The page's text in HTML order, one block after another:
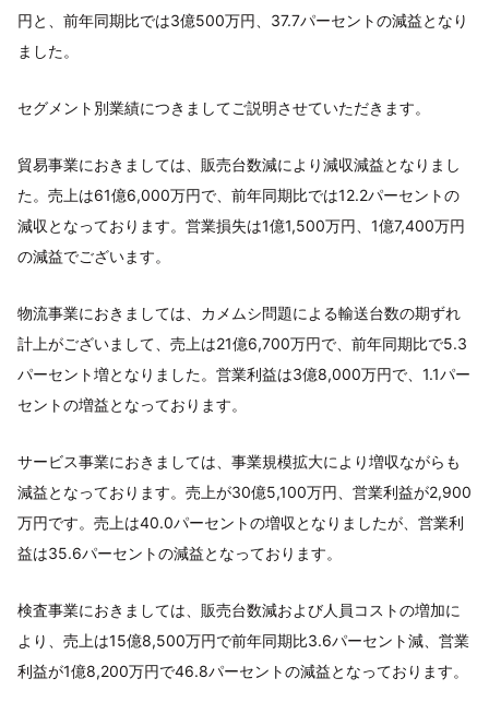
円と、前年同期比では3億500万円、37.7パーセントの減益となり
ました。
セグメント別業績につきましてご説明させていただきます。
貿易事業におきましては、販売台数減により減収減益となりまし
た。売上は61億6,000万円で、前年同期比では12.2パーセントの
減収となっております。営業損失は1億1,500万円、1億7,400万円
の減益でございます。
物流事業におきましては、カメムシ問題による輸送台数の期ずれ
計上がございまして、売上は21億6,700万円で、前年同期比で5.3
パーセント増となりました。営業利益は3億8,000万円で、1.1パー
セントの増益となっております。
サービス事業におきましては、事業規模拡大により増収ながらも
減益となっております。売上が30億5,100万円、営業利益が2,900
万円です。売上は40.0パーセントの増収となりましたが、営業利
益は35.6パーセントの減益となっております。
検査事業におきましては、販売台数減および人員コストの増加に
より、売上は15億8,500万円で前年同期比3.6パーセント減、営業
利益が1億8,200万円で46.8パーセントの減益となっております。